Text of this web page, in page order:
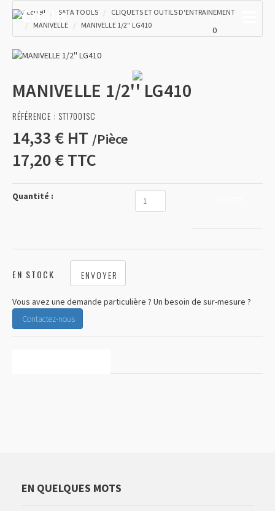
0 €
0
Accueil SATA TOOLS
CLIQUETS ET OUTILS D'ENTRAINEMENT
MANIVELLE
MANIVELLE 1/2'' LG410
MANIVELLE 1/2'' LG410
RÉFÉRENCE : ST17001SC
14,33 € HT /Pièce
17,20 €TTC
Quantité :
EN STOCK ENVOYER
Vous avez une demande particulière ? Un besoin de sur-mesure ?
Contactez-nous
EN QUELQUES MOTS